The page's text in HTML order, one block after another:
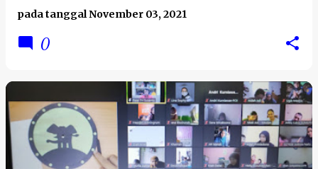
pada tanggalNovember 03, 2021
0